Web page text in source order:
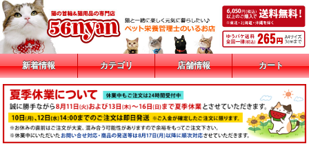
新着情報 カテゴリ 店舗情報 カート